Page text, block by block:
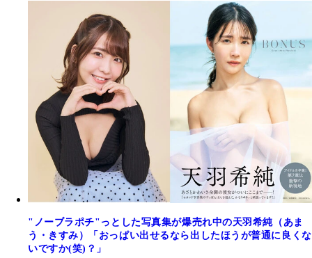
"ノーブラポチ"っとした写真集が爆売れ中の天羽希純（あま
う・きすみ）「おっぱい出せるなら出したほうが普通に良くな
いですか(笑)？」